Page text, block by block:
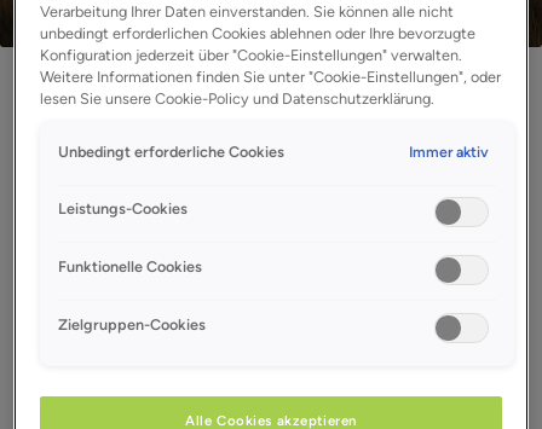
Markteinführung des
XPENG L03
Melden Sie sich noch heute an und
erhalten Sie exklusive Neuigkeiten,
Einladungen zu bevorstehenden
Benachrichtigungen, sobald
Verarbeitung Ihrer Daten einverstanden. Sie können alle nicht
unbedingt erforderlichen Cookies ablehnen oder Ihre bevorzugte
Konfiguration jederzeit über "Cookie-Einstellungen" verwalten.
Weitere Informationen finden Sie unter "Cookie-Einstellungen", oder
lesen Sie unsere Cookie-Policy und Datenschutzerklärung.
Unbedingt erforderliche Cookies Immer aktiv
Leistungs-Cookies
Funktionelle Cookies
Zielgruppen-Cookies
Alle Cookies akzeptieren